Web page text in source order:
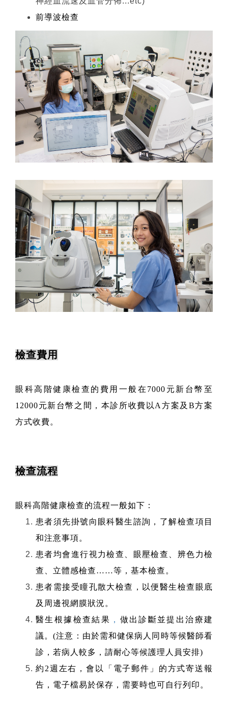
前導波檢查
檢查費用
眼科高階健康檢查的費用一般在7000 元新台幣至
12000元新台幣之間，本診所收費以 A 方案及 B方案
方式收費。
檢查流程
眼科高階健康檢查的流程一般如下：
患者須先掛號向眼科醫生諮詢，了解檢查項目
和注意事項。
患者均會進行視力檢查、眼壓檢查、辨色力檢
查、立體感檢查……等，基本檢查。
患者需接受瞳孔散大檢查，以便醫生檢查眼底
及周邊視網膜狀況。
醫生根據檢查結果 ， 做出診斷並提出治療建
議。(注意：由於需和健保病人同時等候醫師看
診，若病人較多，請耐心等候護理人員安排)
約2週左右，會以「電子郵件」的方式寄送報
告，電子檔易於保存，需要時也可自行列印。